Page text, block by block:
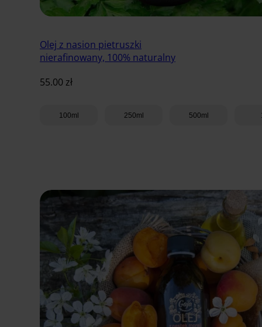
Olej z nasion pietruszki
nierafinowany, 100% naturalny
55.00 zł
100ml 250ml 500ml